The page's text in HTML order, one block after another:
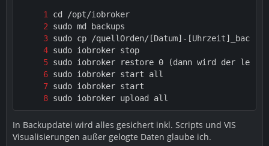
sudo iobroker upload all
In Backupdatei wird alles gesichert inkl. Scripts und VIS
Visualisierungen außer gelogte Daten glaube ich.